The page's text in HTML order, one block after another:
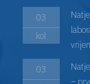
03
kol
03
–